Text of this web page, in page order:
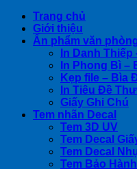
Trang chủ
Giới thiệu
Ấn phẩm văn
In Danh
In Phong Bì –
Kẹp file – Bìa
In Tiêu Đề
Giấy Ghi Chú
Tem nhãn Decal
Tem 3D UV
Tem Decal
Tem Decal
Tem Bảo